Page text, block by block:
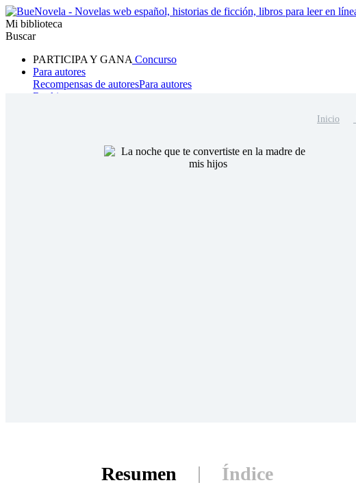
Mi biblioteca
Buscar
PARTICIPA Y GANA Concurso
Para autores
Recompensas de autoresPara autores
Ranking
Hombre lobo Mafia Fantasía Urbano LGBTQ+
Inicio
Resumen Índice